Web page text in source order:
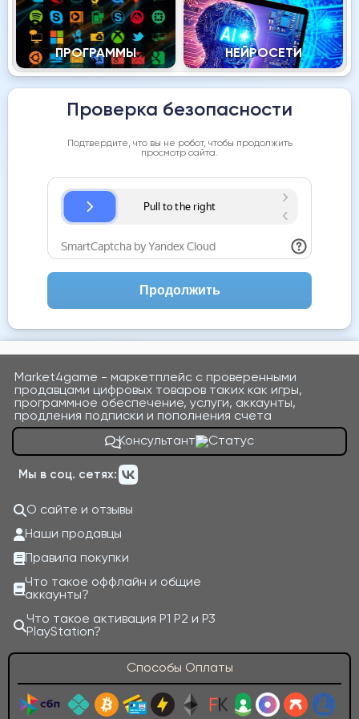
ПРОГРАММЫ НЕЙРОСЕТИ
Проверка безопасности
Подтвердите, что вы не робот, чтобы продолжить
просмотр сайта.
Продолжить
Market4game - маркетплейс с проверенными
продавцами цифровых товаров таких как игры,
программное обеспечение, услуги, аккаунты,
продления подписки и пополнения счета
Консультант
Мы в соц. сетях:
О сайте и отзывы
Наши продавцы
Правила покупки
Что такое оффлайн и общие
аккаунты?
Что такое активация P1 P2 и P3
PlayStation?
Способы Оплаты